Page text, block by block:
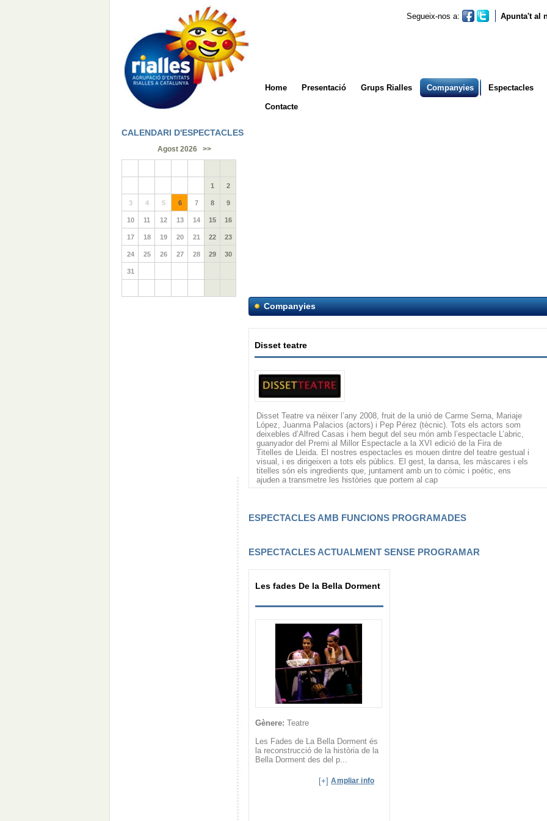
Segueix-nos a: Apunta't al
Home Presentació Grups Rialles Companyies Espectacles
Contacte
CALENDARI D'ESPECTACLES
Agost 2026 >>
1 2
3 4 5 6 7 8 9
10 11 12 13 14 15 16
17 18 19 20 21 22 23
24 25 26 27 28 29 30
31
Companyies
Disset teatre
Disset Teatre va néixer l’any 2008, fruit de la unió de Carme Serna, Mariaje
López, Juanma Palacios (actors) i Pep Pérez (tècnic). Tots els actors som
deixebles d’Alfred Casas i hem begut del seu món amb l’espectacle L’abric,
guanyador del Premi al Millor Espectacle a la XVI edició de la Fira de
Titelles de Lleida. El nostres espectacles es mouen dintre del teatre gestual i
visual, i es dirigeixen a tots els públics. El gest, la dansa, les màscares i els
titelles són els ingredients que, juntament amb un to còmic i poètic, ens
ajuden a transmetre les històries que portem al cap
ESPECTACLES AMB FUNCIONS PROGRAMADES
ESPECTACLES ACTUALMENT SENSE PROGRAMAR
Les fades De la Bella Dorment
Gènere: Teatre
Les Fades de La Bella Dorment és
la reconstrucció de la història de la
Bella Dorment des del p...
[+]Ampliar info